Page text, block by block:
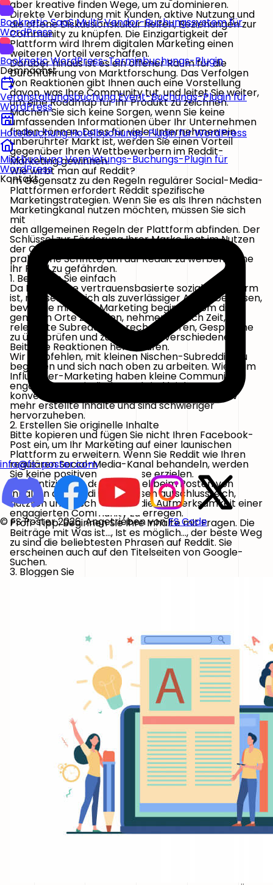
Booknetic SaaSMulti-Vendor-Buchungssystem für
WordPress
BookneticWordPress-Terminbuchungs-Plugin
Demnächst
VeranstaltungsbuchungEvent-Buchungs-Plugin für
WordPress
HotelbuchungHotelbuchungs-Plugin für WordPress
MietbuchungVermietungs-Buchungs-Plugin für
WordPress
Kontakt
info@fs-poster.com
© FS Poster 2026. Angetrieben vonFS Code
aber kreative finden Wege, um zu dominieren.
Direkte Verbindung mit Kunden, aktive Nutzung und
die offene Diskussionskultur helfen, Beziehungen zur
Community zu knüpfen. Die Einzigartigkeit der
Plattform wird Ihrem digitalen Marketing einen
weiteren Vorteil verschaffen.
Darüber hinaus ist es ein offener Raum für die
Durchführung von Marktforschung. Das Verfolgen
von Reaktionen gibt Ihnen auch eine Vorstellung
davon, was Ihre Community tut, und leitet Sie weiter,
um eine Roadmap für Ihr Produkt zu zeichnen.
Machen Sie sich keine Sorgen, wenn Sie keine
umfassenden Informationen über Ihr Unternehmen
finden können. Da es für viele Unternehmen ein
unberührter Markt ist, werden Sie einen Vorteil
gegenüber Ihren Wettbewerbern im Reddit-
Marketing gewinnen.
Wie wirbt man auf Reddit?
Im Gegensatz zu den Regeln regulärer Social-Media-
Plattformen erfordert Reddit spezifische
Marketingstrategien. Wenn Sie es als Ihren nächsten
Marketingkanal nutzen möchten, müssen Sie sich
mit
den allgemeinen Regeln der Plattform abfinden. Der
Schlüssel zur Förderung Ihrer Marke liegt im Nutzen
der Communities. Nachfolgend finden Sie 9
praktische Schritte, um auf Reddit zu werben, ohne
Ihr Profil zu gefährden.
1. Beginnen Sie einfach
Da Reddit eine vertrauensbasierte soziale Plattform
ist, müssen Sie sich als zuverlässiger Agent beweisen,
bevor Sie mit dem Marketing beginnen. Um die
genauen Orte zu finden, nehmen Sie sich Zeit,
relevante Subreddits zu recherchieren, Gespräche
zu überprüfen und zu sehen, wie verschiedene
Beiträge Reaktionen hervorrufen.
Wir empfehlen, mit kleinen Nischen-Subreddits zu
beginnen und sich nach oben zu arbeiten. Wie beim
Influencer-Marketing haben kleine Communities
engagiertere Mitglieder und sind leichter zu
konvertieren. Große Subreddits erhalten relativ
mehr erstellte Inhalte und sind schwieriger
hervorzuheben.
2. Erstellen Sie originelle Inhalte
Bitte kopieren und fügen Sie nicht Ihren Facebook-
Post ein, um Ihr Marketing auf einer launischen
Plattform zu erweitern. Wenn Sie Reddit wie Ihren
regulären Social-Media-Kanal behandeln, werden
Sie keine positiven Ergebnisse erzielen.
Authentizität ist der Schlüssel beim Posten von
Inhalten auf Reddit. Sie müssen aufschlussreich,
nützlich und frisch sein, um die Aufmerksamkeit einer
engagierten Community zu erregen.
Profi-Tipp: Beginnen Sie Ihre Inhalte mit Fragen. Die
Beiträge mit Was ist…, Ist es möglich…, der beste Weg
zu sind die beliebtesten Phrasen auf Reddit. Sie
erscheinen auch auf den Titelseiten von Google-
Suchen.
3. Bloggen Sie